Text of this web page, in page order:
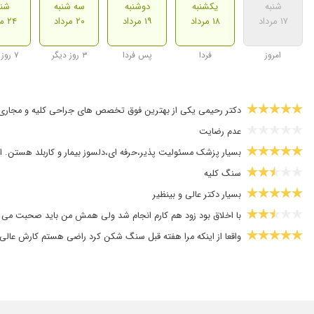
شنبه
۱۷ مرداد
امروز
یکشنبه
۱۸ مرداد
فردا
دوشنبه
۱۹ مرداد
پس فردا
سه شنبه
۲۰ مرداد
۳ روز دیگر
۲۴ مرداد
۷ روز دیگر
دکتر رحیمی یکی از بهترین فوق تخصص های جراحی کلیه و مجاری
عدم رضایت
بسیار پزشک مسئولیت پذیر،حرفه ای،دلسوز بیمار و کاربلد
سنگ کلیه
بسیار دکتر عالی و بینظیر
با اخلاق بود زود هم کارم انجام شد ولی همش من باید صحبت می
واقعا از اینکه مرا هفته قبل سنگ شکن کرد راضی هستم کارش